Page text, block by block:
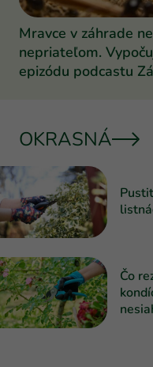
Mravce v záhrade
nepriateľom.
epizódu podcastu
OKRASNÁ
Čo